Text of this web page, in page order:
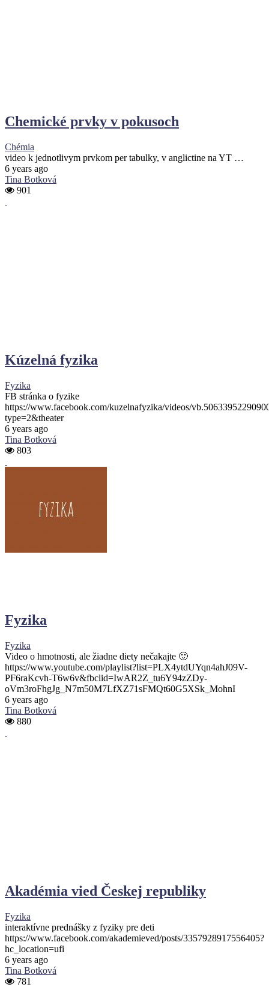
Chemické prvky v pokusoch
Chémia
video k jednotlivym prvkom per tabulky, v anglictine na YT …
6 years ago
Tina Botková
901
Kúzelná fyzika
Fyzika
FB stránka o fyzike
https://www.facebook.com/kuzelnafyzika/videos/
type=2&theater
6 years ago
Tina Botková
803
Fyzika
Fyzika
Video o hmotnosti, ale žiadne diety nečakajte 🙂
https://www.youtube.com/playlist?list=PLX4ytdUYqn4ahJ09V-
PF6raKcvh-T6w6v&fbclid=IwAR2Z_tu6Y94zZDy-
oVm3roFhgJg_N7m50M7LfXZ71sFMQt60G5XSk_MohnI
6 years ago
Tina Botková
880
Akadémia vied Českej republiky
Fyzika
interaktívne prednášky z fyziky pre deti
https://www.facebook.com/akademieved/posts/3357928917556405?
hc_location=ufi
6 years ago
Tina Botková
781